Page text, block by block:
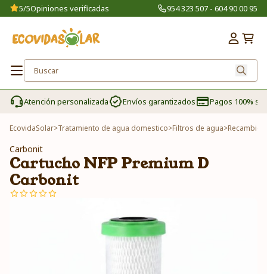
5/5Opiniones verificadas 954 323 507 - 604 90 00 95
Atención personalizada Envíos garantizados Pagos 100%
EcovidaSolar>Tratamiento de agua domestico>Filtros de agua>
Carbonit
Cartucho NFP Premium D
Carbonit